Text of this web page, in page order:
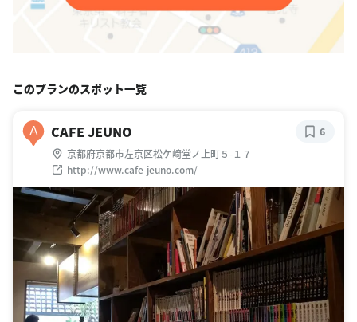
このプランのスポット一覧
A CAFE JEUNO
京都府京都市左京区松ケ崎堂ノ上町５-１７
http://www.cafe-jeuno.com/
6